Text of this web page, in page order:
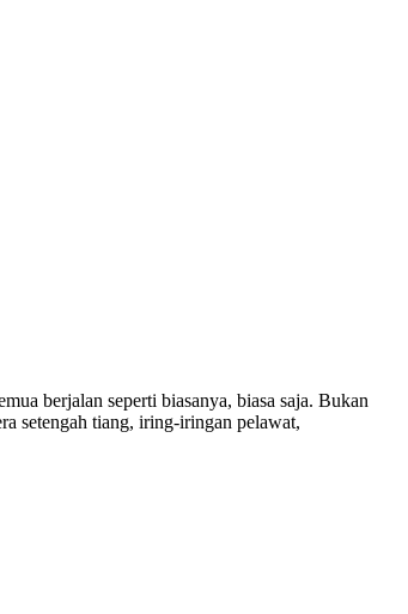
berjalan seperti biasanya, biasa saja. Bukan
setengah tiang, iring-iringan pelawat,